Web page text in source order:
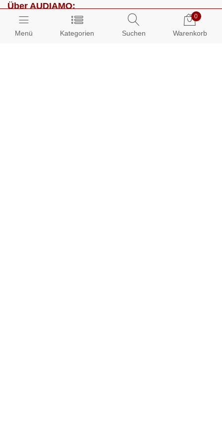
Menü Kategorien Suchen
0
Warenkorb
Über AUDIAMO:
Impressum